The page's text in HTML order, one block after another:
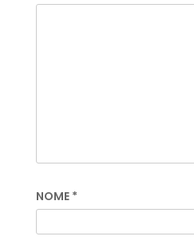
NOME *